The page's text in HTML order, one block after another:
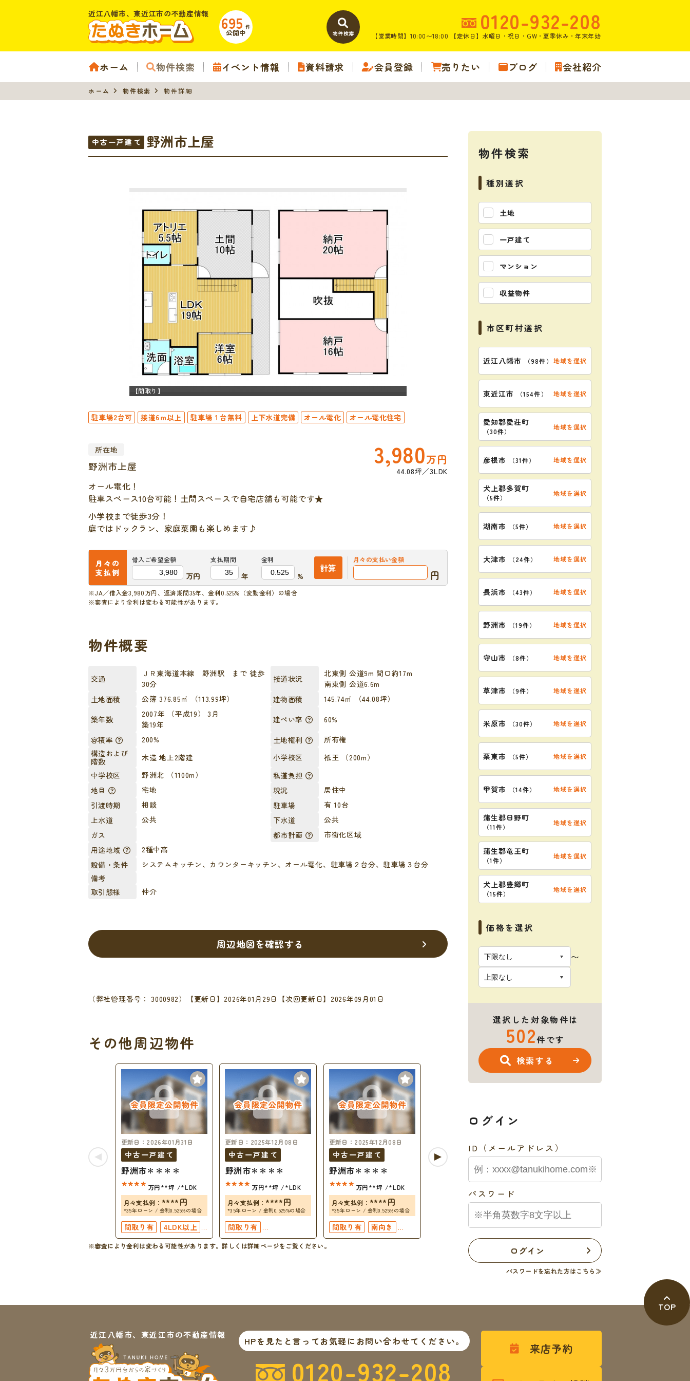
695 件
公開中
近江八幡市、東近江市の不動産情報
物件検索 0120-932-208
【営業時間】10:00〜18:00 【定休日】水曜日・祝日・GW・夏季休み・年末年始
ホーム 物件検索 イベント情報 資料請求 会員登録 売りたい ブログ 会社紹介
ホーム 物件検索 物件詳細
中古一戸建て 野洲市上屋
【間取り】
駐車場2台可 接道6ｍ以上 駐車場１台無料 上下水道完備 オール電化 オール電化住宅
所在地
野洲市上屋 3,980万円
44.08坪 3LDK
オール電化！
駐車スペース10台可能！土間スペースで自宅店舗も可能です★
小学校まで徒歩3分！
庭ではドックラン、家庭菜園も楽しめます♪
月々の
支払例
借入ご希望金額
万円
支払期間
年
金利
%
計算
月々の支払い金額
円
※JA／借入金3,980万円、返済期間35年、金利0.525%（変動金利）の場合
※審査により金利は変わる可能性があります。
物件概要
交通
ＪＲ東海道本線 野洲駅 まで 徒歩
30分
接道状況
北東側 公道9m 間口約17m
南東側 公道6.6m
土地面積
公簿 376.85㎡ （113.99坪） 建物面積
145.74㎡ （44.08坪）
築年数
2007年 （平成19） 3月
築19年
建ぺい率
60%
容積率
200% 土地権利
所有権
構造および
階数
木造 地上2階建 小学校区
祇王 （200m）
中学校区
野洲北 （1100m）
私道負担
地目
宅地 現況
居住中
引渡時期
相談 駐車場
有 10台
上水道
公共 下水道
公共
ガス
都市計画
市街化区域
用途地域
2種中高
設備・条件
システムキッチン、カウンターキッチン、オール電化、駐車場２台分、駐車場３台分
備考
取引態様
仲介
周辺地図を確認する
（弊社管理番号： 3000982） 【更新日】2026年01月29日 【次回更新日】2026年09月01日
その他周辺物件
更新日：2026年01月31日
中古一戸建て
野洲市＊＊＊＊
**** 万円**坪
*LDK
月々支払例： ****円
*35年ローン / 金利0.525%の場合
間取り有
4LDK以上
接道6ｍ以上
更新日：2025年12月08日
中古一戸建て
野洲市＊＊＊＊
**** 万円**坪
*LDK
月々支払例：****円
*35年ローン / 金利0.525%の場合
間取り有
駐車場2台可
更新日：2025年12月08日
中古一戸建て
野洲市＊＊＊＊
**** 万円**坪
*LDK
月々支払例： ****円
*35年ローン / 金利0.525%の場合
間取り有
南向き
駐車場2台可
中古一戸建て
野洲市＊＊＊＊
月々支払例：****円
*35年ローン / 金利0.525%の場合
4LDK以上
駐車場１台無料
上下水道完備
中古一戸建て
野洲市＊＊＊＊
****
月々支払例：****円
*35年ローン / 金利0.525%の場合
間取り有
南向き
50坪以上
4LDK以上
接道6ｍ以上
上下水道完備
※審査により金利は変わる可能性があります。詳しくは詳細ページをご覧ください。
物件検索
種別選択
土地
一戸建て
マンション
収益物件
市区町村選択
近江八幡市 （98件） 地域を選択
東近江市 （154件） 地域を選択
愛知郡愛荘町
（30件）
地域を選択
彦根市 （31件） 地域を選択
犬上郡多賀町
（5件）
地域を選択
湖南市 （5件） 地域を選択
大津市 （24件） 地域を選択
長浜市 （43件） 地域を選択
野洲市 （19件） 地域を選択
守山市 （8件） 地域を選択
草津市 （9件） 地域を選択
米原市 （30件） 地域を選択
栗東市 （5件） 地域を選択
甲賀市 （14件） 地域を選択
蒲生郡日野町
（11件）
地域を選択
蒲生郡竜王町
（1件）
地域を選択
犬上郡豊郷町
（15件）
地域を選択
価格を選択
〜
選択した対象物件は
502件です
検索する
ログイン
ID（メールアドレス）
パスワード
ログイン
パスワードを忘れた方はこちら≫
TOP
近江八幡市、東近江市の不動産情報
HPを見たと言ってお気軽にお問い合わせてください。
0120-932-208
来店予約